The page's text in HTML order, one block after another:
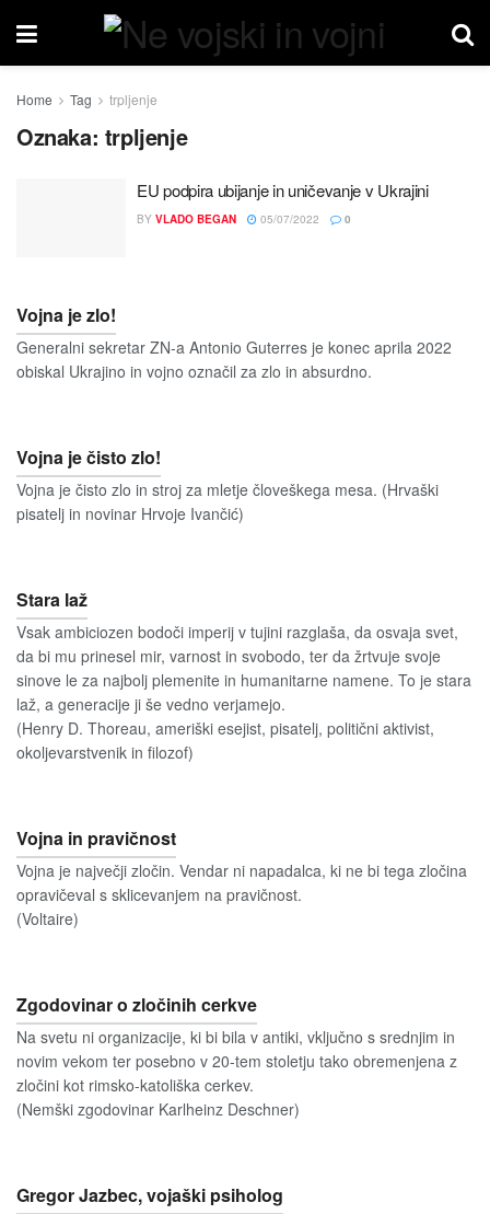
Home Tag trpljenje
Oznaka: trpljenje
EU podpira ubijanje in uničevanje v Ukrajini
BY VLADO BEGAN 05/07/2022 0
Vojna je zlo!
Generalni sekretar ZN-a Antonio Guterres je konec aprila 2022
obiskal Ukrajino in vojno označil za zlo in absurdno.
Vojna je čisto zlo!
Vojna je čisto zlo in stroj za mletje človeškega mesa. (Hrvaški
pisatelj in novinar Hrvoje Ivančić)
Stara laž
Vsak ambiciozen bodoči imperij v tujini razglaša, da osvaja svet,
da bi mu prinesel mir, varnost in svobodo, ter da žrtvuje svoje
sinove le za najbolj plemenite in humanitarne namene. To je stara
laž, a generacije ji še vedno verjamejo.
(Henry D. Thoreau, ameriški esejist, pisatelj, politični aktivist,
okoljevarstvenik in filozof)
Vojna in pravičnost
Vojna je največji zločin. Vendar ni napadalca, ki ne bi tega zločina
opravičeval s sklicevanjem na pravičnost.
(Voltaire)
Zgodovinar o zločinih cerkve
Na svetu ni organizacije, ki bi bila v antiki, vključno s srednjim in
novim vekom ter posebno v 20-tem stoletju tako obremenjena z
zločini kot rimsko-katoliška cerkev.
(Nemški zgodovinar Karlheinz Deschner)
Gregor Jazbec, vojaški psiholog